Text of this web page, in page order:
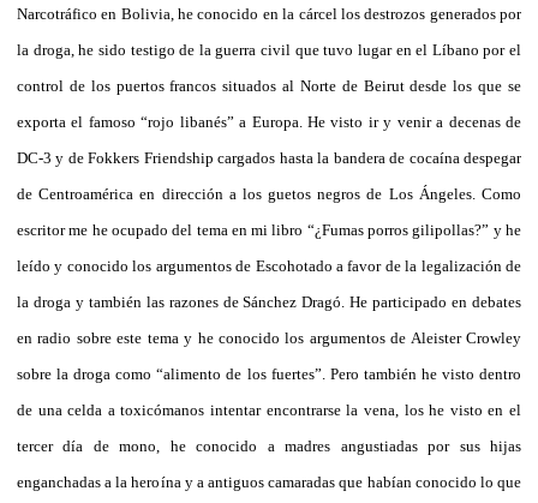
Narcotráfico en Bolivia, he conocido en la cárcel los destrozos generados por
la droga, he sido testigo de la guerra civil que tuvo lugar en el Líbano por el
control de los puertos francos situados al Norte de Beirut desde los que se
exporta el famoso “rojo libanés” a Europa. He visto ir y venir a decenas de
DC-3 y de Fokkers Friendship cargados hasta la bandera de cocaína despegar
de Centroamérica en dirección a los guetos negros de Los Ángeles. Como
escritor me he ocupado del tema en mi libro “¿Fumas porros gilipollas?” y he
leído y conocido los argumentos de Escohotado a favor de la legalización de
la droga y también las razones de Sánchez Dragó. He participado en debates
en radio sobre este tema y he conocido los argumentos de Aleister Crowley
sobre la droga como “alimento de los fuertes”. Pero también he visto dentro
de una celda a toxicómanos intentar encontrarse la vena, los he visto en el
tercer día de mono, he conocido a madres angustiadas por sus hijas
enganchadas a la heroína y a antiguos camaradas que habían conocido lo que